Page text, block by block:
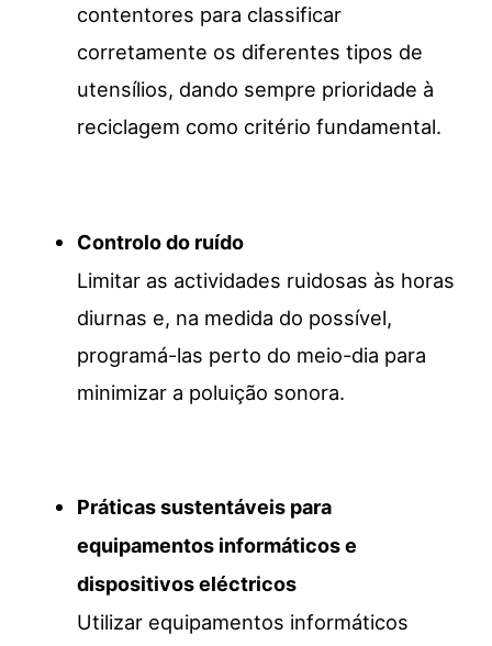
contentores para classificar
corretamente os diferentes tipos de
utensílios, dando sempre prioridade à
reciclagem como critério fundamental.
Controlo do ruído
Limitar as actividades ruidosas às horas
diurnas e, na medida do possível,
programá-las perto do meio-dia para
minimizar a poluição sonora.
Práticas sustentáveis para
equipamentos informáticos e
dispositivos eléctricos
Utilizar equipamentos informáticos